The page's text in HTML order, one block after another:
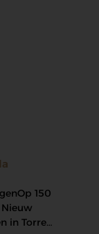
Op 150
in Torre